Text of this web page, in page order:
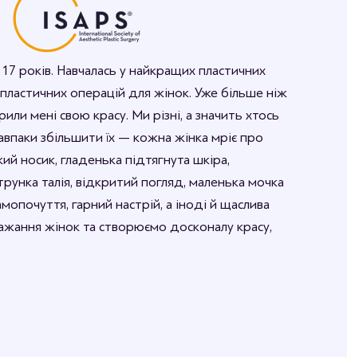
років. Навчалась у найкращих пластичних
пластичних операцій для жінок. Уже більше ніж
мені свою красу. Ми різні, а значить хтось
збільшити їх — кожна жінка мріє про
носик, гладенька підтягнута шкіра,
талія, відкритий погляд, маленька мочка
гарний настрій, а іноді й щаслива
жінок та створюємо досконалу красу,